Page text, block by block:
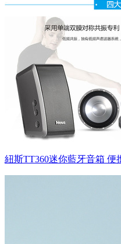
紐斯TT360迷你藍牙音箱